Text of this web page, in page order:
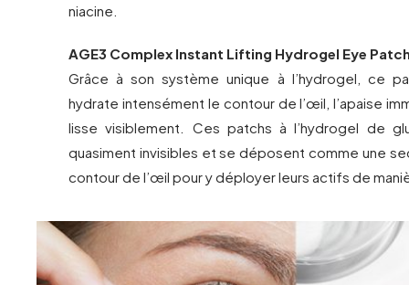
niacine.
AGE3 Complex Instant Lifting Hydrogel Eye
Grâce à son système unique à l’hydrogel, ce
hydrate intensément le contour de l’œil, l’apaise
lisse visiblement. Ces patchs à l’hydrogel de
quasiment invisibles et se déposent comme une
contour de l’œil pour y déployer leurs actifs de